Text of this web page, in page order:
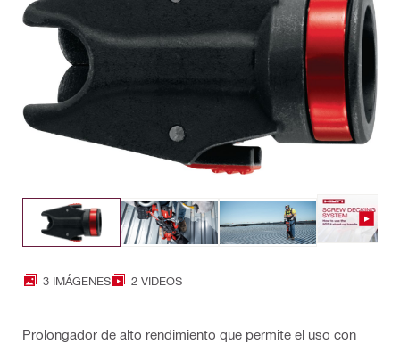
3 IMÁGENES 2 VIDEOS
Prolongador de alto rendimiento que permite el uso con